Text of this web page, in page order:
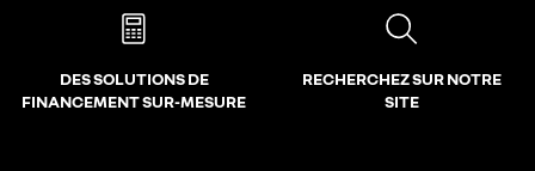
DES SOLUTIONS DE
FINANCEMENT SUR-MESURE
RECHERCHEZ SUR NOTRE
SITE